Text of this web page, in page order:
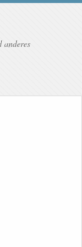
anderes